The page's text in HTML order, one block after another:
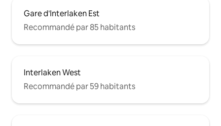
Gare d'Interlaken Est
Recommandé par 85 habitants
Interlaken West
Recommandé par 59 habitants